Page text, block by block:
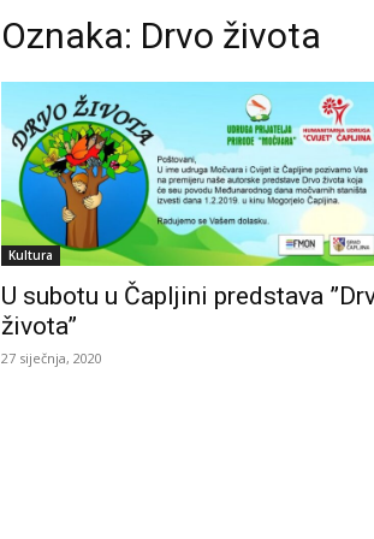
Oznaka: Drvo života
Kultura
U subotu u Čapljini predstava
života”
27 siječnja, 2020